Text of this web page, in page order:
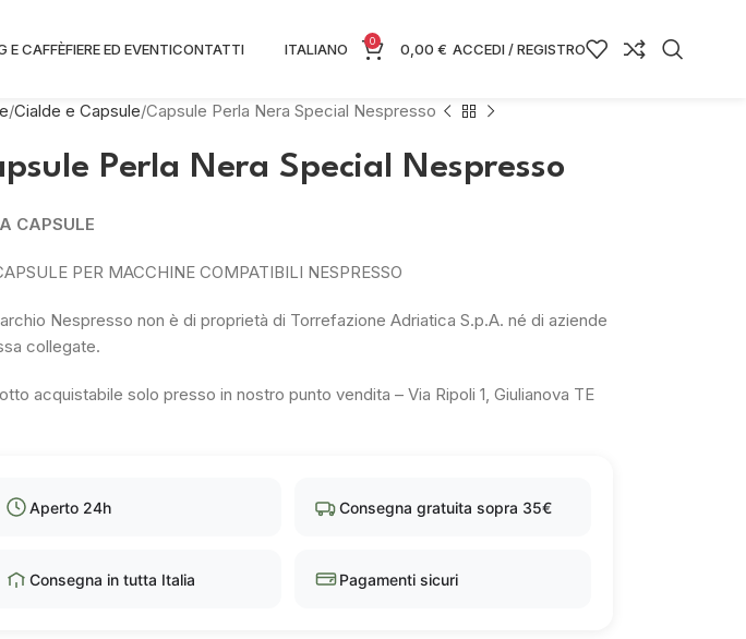
E CAFFÈFIERE ED EVENTICONTATTI ITALIANO 0 0,00 € ACCEDI / REGISTRO
Cialde e Capsule Capsule Perla Nera Special Nespresso
Perla Nera Special Nespresso
CAPSULE
PER MACCHINE COMPATIBILI NESPRESSO
Nespresso non è di proprietà di Torrefazione Adriatica S.p.A. né di aziende
collegate.
acquistabile solo presso in nostro punto vendita – Via Ripoli 1, Giulianova TE
Aperto 24h Consegna gratuita sopra 35€
Consegna in tutta Italia Pagamenti sicuri